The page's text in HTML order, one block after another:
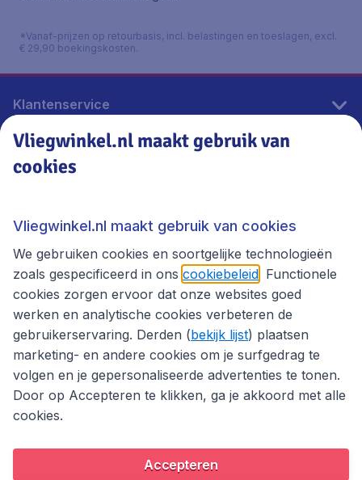
*Vanaf-prijzen op retourbasis, incl. belastingen en toeslagen, excl.
€ 29,90 boekingskosten.
Klantenservice
Vliegwinkel.nl
Thema's
Privacybeleid
Vliegwinkel.nl maakt gebruik van
cookies
Vliegwinkel.nl maakt gebruik van cookies
We gebruiken cookies en soortgelijke technologieën
zoals gespecificeerd in ons cookiebeleid . Functionele
cookies zorgen ervoor dat onze websites goed
werken en analytische cookies verbeteren de
gebruikerservaring. Derden (bekijk lijst) plaatsen
marketing- en andere cookies om je surfgedrag te
volgen en je gepersonaliseerde advertenties te tonen.
Door op Accepteren te klikken, ga je akkoord met alle
cookies.
Accepteren